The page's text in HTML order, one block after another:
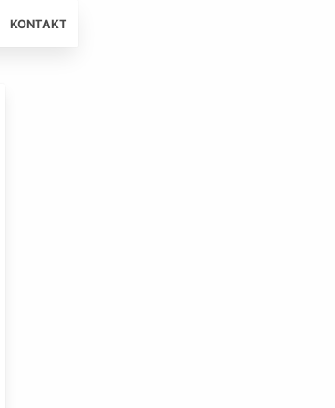
KONTAKT